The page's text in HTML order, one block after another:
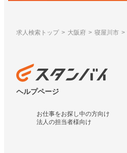
求人検索トップ 大阪府 寝屋川市
ヘルプページ
お仕事をお探し中の方向け
法人の担当者様向け